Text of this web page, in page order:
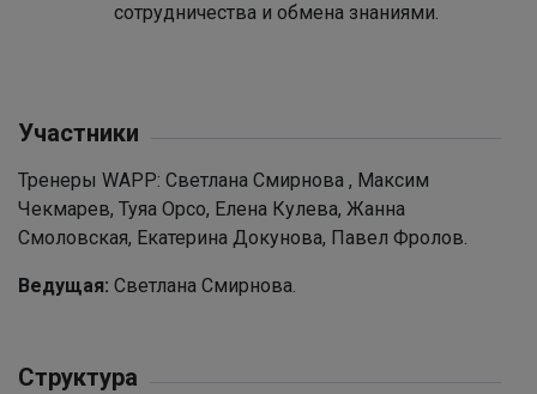
сотрудничества и обмена знаниями.
Участники
Тренеры WAPP: Светлана Смирнова , Максим
Чекмарев, Туяа Орсо, Елена Кулева, Жанна
Смоловская, Екатерина Докунова, Павел Фролов.
Ведущая: Светлана Смирнова.
Структура